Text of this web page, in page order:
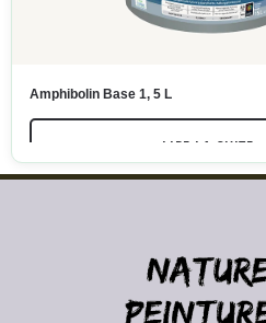
Amphibolin Base 1, 5 L
LIRE LA SUITE